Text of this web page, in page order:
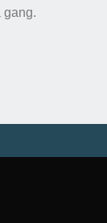
gang.